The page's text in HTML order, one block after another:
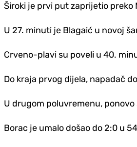
Široki je prvi put zaprijetio preko
U 27. minuti je Blagaić u novoj
Crveno-plavi su poveli u 40.
Do kraja prvog dijela, napadač
U drugom poluvremenu,
Borac je umalo došao do 2:0 u